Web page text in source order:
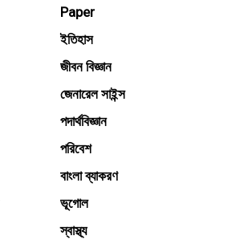
Paper
ইতিহাস
জীবন বিজ্ঞান
জেনারেল সাইন্স
পদার্থবিজ্ঞান
পরিবেশ
বাংলা ব্যাকরণ
ভূগোল
স্বাস্থ্য